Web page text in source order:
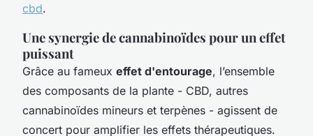
cbd.
Une synergie de cannabinoïdes pour un effet
puissant
Grâce au fameux effet d'entourage, l’ensemble
des composants de la plante - CBD, autres
cannabinoïdes mineurs et terpènes - agissent de
concert pour amplifier les effets thérapeutiques.